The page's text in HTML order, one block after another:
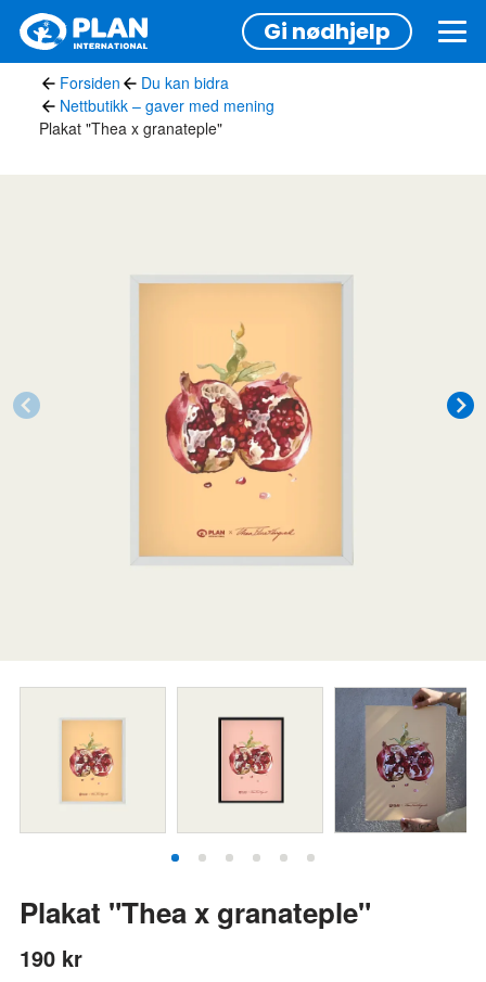
Hopp
hovedinnhold
Gi nødhjelp
Forsiden
Du kan bidra
Nettbutikk – gaver med mening
Plakat "Thea x granateple"
Plakat "Thea x granateple"
190 kr